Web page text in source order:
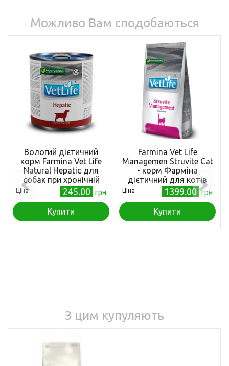
Можливо Вам сподобаються
Вологий дієтичний
корм Farmina Vet Life
Natural Hepatic для
собак при хронічній
печінковій
недостатності, з
яйцями, картоплею та
куркою, 300 г
Ціна 245.00 грн
Купити
Farmina Vet Life
Managemen Struvite Cat
- корм Фарміна
дієтичний для котів
для лікування та
профілактики
рецидивів струвітних
уролітів, 2 кг
Ціна 1399.00 грн
Купити
З цим купуляють